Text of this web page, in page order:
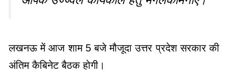
लखनऊ में आज शाम 5 बजे मौजूदा उत्तर प्रदेश सरकार की
अंतिम कैबिनेट बैठक होगी।